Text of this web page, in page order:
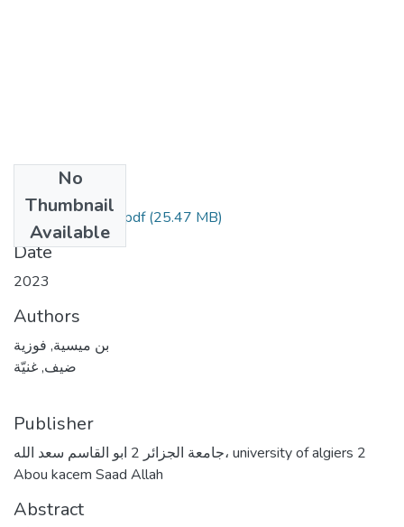
No
Thumbnail
Available
الأطروحة النّهائية ...pdf(25.47 MB)
Date
2023
Authors
بن ميسية, فوزية
ضيف, غنيّة
Publisher
جامعة الجزائر 2 ابو القاسم سعد الله، university of algiers 2
Abou kacem Saad Allah
Abstract